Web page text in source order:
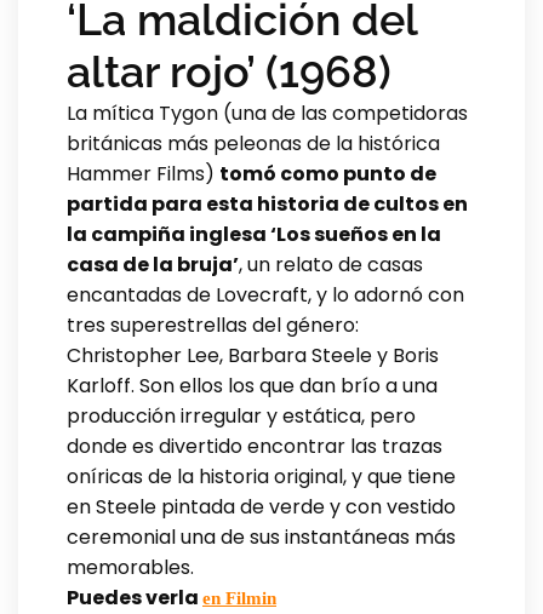
‘La maldición del
altar rojo’ (1968)
La mítica Tygon (una de las competidoras
británicas más peleonas de la histórica
Hammer Films) tomó como punto de
partida para esta historia de cultos en
la campiña inglesa ‘Los sueños en la
casa de la bruja’, un relato de casas
encantadas de Lovecraft, y lo adornó con
tres superestrellas del género:
Christopher Lee, Barbara Steele y Boris
Karloff. Son ellos los que dan brío a una
producción irregular y estática, pero
donde es divertido encontrar las trazas
oníricas de la historia original, y que tiene
en Steele pintada de verde y con vestido
ceremonial una de sus instantáneas más
memorables.
Puedes verla en Filmin